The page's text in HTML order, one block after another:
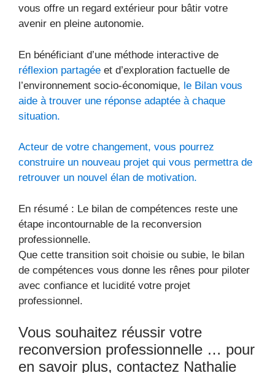
vous offre un regard extérieur pour bâtir votre
avenir en pleine autonomie.
En bénéficiant d’une méthode interactive de
réflexion partagée et d’exploration factuelle de
l’environnement socio-économique, le Bilan vous
aide à trouver une réponse adaptée à chaque
situation.
Acteur de votre changement, vous pourrez
construire un nouveau projet qui vous permettra de
retrouver un nouvel élan de motivation.
En résumé : Le bilan de compétences reste une
étape incontournable de la reconversion
professionnelle.
Que cette transition soit choisie ou subie, le bilan
de compétences vous donne les rênes pour piloter
avec confiance et lucidité votre projet
professionnel.
Vous souhaitez réussir votre
reconversion professionnelle … pour
en savoir plus, contactez Nathalie